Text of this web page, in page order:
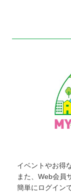
イベントやお得
また、Web会員
簡単にログイン